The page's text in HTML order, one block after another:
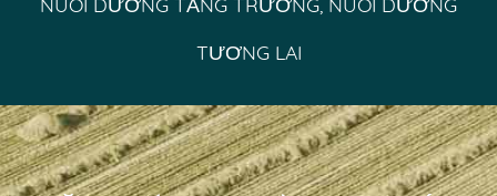
NUÔI DƯỠNG TĂNG TRƯỞNG, NUÔI DƯỠNG
TƯƠNG LAI